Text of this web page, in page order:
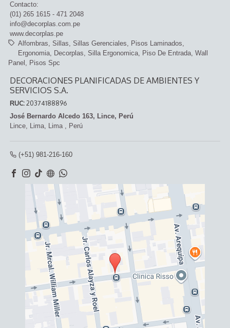
Contacto:
(01) 265 1615 - 471 2048
info@decorplas.com.pe
www.decorplas.pe
Alfombras
Sillas Sillas Gerenciales
Pisos Laminados
Ergonomia
Decorplas Silla Ergonomica Piso De Entrada Wall
Panel
Pisos Spc
DECORACIONES PLANIFICADAS DE AMBIENTES Y
SERVICIOS S.A.
RUC:20374188896
José Bernardo Alcedo 163, Lince, Perú
Lince, Lima, Lima , Perú
(+51) 981-216-160